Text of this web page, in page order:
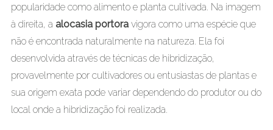
popularidade como alimento e planta cultivada. Na imagem
à direita, a alocasia portoravigora como uma espécie que
não é encontrada naturalmente na natureza. Ela foi
desenvolvida através de técnicas de hibridização,
provavelmente por cultivadores ou entusiastas de plantas e
sua origem exata pode variar dependendo do produtor ou do
local onde a hibridização foi realizada.